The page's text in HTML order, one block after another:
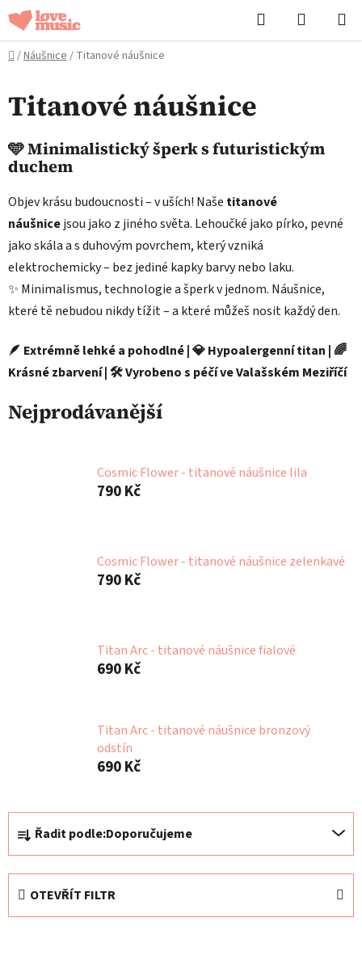
Přejít
na
obsah
Hledat
KOŠÍK
Domů
/Náušnice/ Titanové náušnice
Titanové náušnice
🩵Minimalistický šperk s futuristickým
duchem
Objev krásu budoucnosti – v uších! Naše titanové
náušnicejsou jako z jiného světa. Lehoučké jako pírko, pevné
jako skála a s duhovým povrchem, který vzniká
elektrochemicky – bez jediné kapky barvy nebo laku.
✨ Minimalismus, technologie a šperk v jednom. Náušnice,
které tě nebudou nikdy tížit – a které můžeš nosit každý den.
🪶 Extrémně lehké a pohodlné | 💎 Hypoalergenní titan | 🌈
Krásné zbarvení | 🛠️ Vyrobeno s péčí ve Valašském Meziříčí
Nejprodávanější
Cosmic Flower - titanové náušnice lila
790 Kč
Cosmic Flower - titanové náušnice zelenkavé
790 Kč
Titan Arc - titanové náušnice fialové
690 Kč
Titan Arc - titanové náušnice bronzový
odstín
690 Kč
Ř
a
z
n
í
Řadit podle:Doporučujeme
OTEVŘÍT FILTR